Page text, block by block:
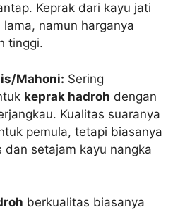
Keprak dari kayu jati
namun harganya
tinggi.
Mahoni: Sering
keprak hadroh dengan
Kualitas suaranya
pemula, tetapi biasanya
dan setajam kayu nangka
berkualitas biasanya